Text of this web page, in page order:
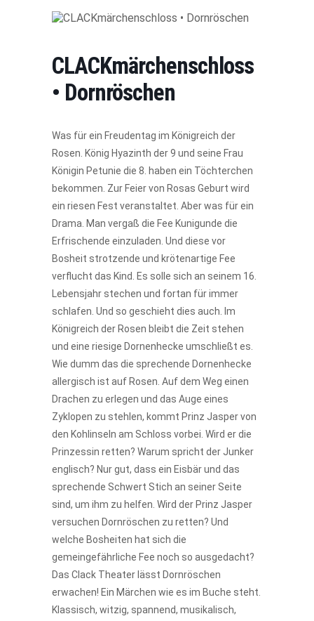
CLACKmärchenschloss
• Dornröschen
Was für ein Freudentag im Königreich der
Rosen. König Hyazinth der 9 und seine Frau
Königin Petunie die 8. haben ein Töchterchen
bekommen. Zur Feier von Rosas Geburt wird
ein riesen Fest veranstaltet. Aber was für ein
Drama. Man vergaß die Fee Kunigunde die
Erfrischende einzuladen. Und diese vor
Bosheit strotzende und krötenartige Fee
verflucht das Kind. Es solle sich an seinem 16.
Lebensjahr stechen und fortan für immer
schlafen. Und so geschieht dies auch. Im
Königreich der Rosen bleibt die Zeit stehen
und eine riesige Dornenhecke umschließt es.
Wie dumm das die sprechende Dornenhecke
allergisch ist auf Rosen. Auf dem Weg einen
Drachen zu erlegen und das Auge eines
Zyklopen zu stehlen, kommt Prinz Jasper von
den Kohlinseln am Schloss vorbei. Wird er die
Prinzessin retten? Warum spricht der Junker
englisch? Nur gut, dass ein Eisbär und das
sprechende Schwert Stich an seiner Seite
sind, um ihm zu helfen. Wird der Prinz Jasper
versuchen Dornröschen zu retten? Und
welche Bosheiten hat sich die
gemeingefährliche Fee noch so ausgedacht?
Das Clack Theater lässt Dornröschen
erwachen! Ein Märchen wie es im Buche steht.
Klassisch, witzig, spannend, musikalisch,